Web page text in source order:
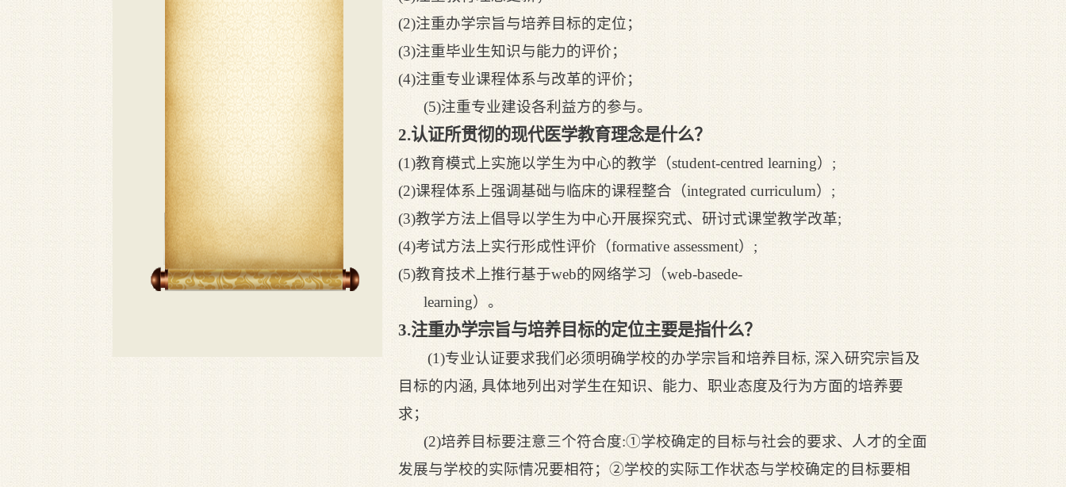
(2)注重办学宗旨与培养目标的定位；
(3)注重毕业生知识与能力的评价；
(4)注重专业课程体系与改革的评价；
(5)注重专业建设各利益方的参与。
2.认证所贯彻的现代医学教育理念是什么？
(1)教育模式上实施以学生为中心的教学（student-centred learning）;
(2)课程体系上强调基础与临床的课程整合（integrated curriculum）;
(3)教学方法上倡导以学生为中心开展探究式、研讨式课堂教学改革;
(4)考试方法上实行形成性评价（formative assessment）;
(5)教育技术上推行基于web的网络学习（web-basede-
learning）。
3.注重办学宗旨与培养目标的定位主要是指什么？
(1)专业认证要求我们必须明确学校的办学宗旨和培养目标, 深入研究宗旨及
目标的内涵, 具体地列出对学生在知识、能力、职业态度及行为方面的培养要
求；
(2)培养目标要注意三个符合度:①学校确定的目标与社会的要求、人才的全面
发展与学校的实际情况要相符；②学校的实际工作状态与学校确定的目标要相